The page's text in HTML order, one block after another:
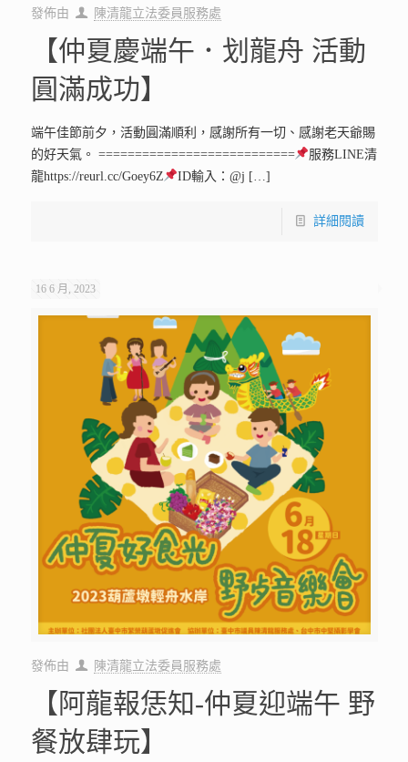
發佈由 陳清龍立法委員服務處
【仲夏慶端午．划龍舟 活動
圓滿成功】
端午佳節前夕，活動圓滿順利，感謝所有一切、感謝老天爺賜
的好天氣。 ===========================
服務LINE清
龍https://reurl.cc/Goey6Z
ID輸入：@j […]
詳細閱讀
16 6 月, 2023
發佈由 陳清龍立法委員服務處
【阿龍報恁知-仲夏迎端午 野
餐放肆玩】